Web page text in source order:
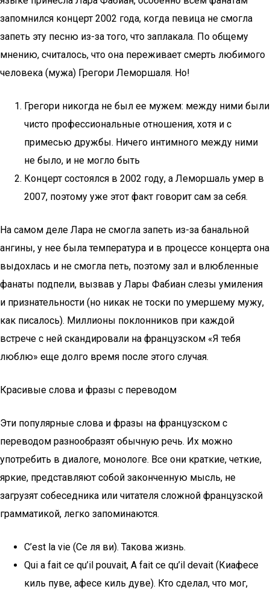
запомнился концерт 2002 года, когда певица не смогла
запеть эту песню из-за того, что заплакала. По общему
мнению, считалось, что она переживает смерть любимого
человека (мужа) Грегори Леморшаля. Но!
Грегори никогда не был ее мужем: между ними были
чисто профессиональные отношения, хотя и с
примесью дружбы. Ничего интимного между ними
не было, и не могло быть
Концерт состоялся в 2002 году, а Леморшаль умер в
2007, поэтому уже этот факт говорит сам за себя.
На самом деле Лара не смогла запеть из-за банальной
ангины, у нее была температура и в процессе концерта она
выдохлась и не смогла петь, поэтому зал и влюбленные
фанаты подпели, вызвав у Лары Фабиан слезы умиления
и признательности (но никак не тоски по умершему мужу,
как писалось). Миллионы поклонников при каждой
встрече с ней скандировали на французском «Я тебя
люблю» еще долго время после этого случая.
Красивые слова и фразы с переводом
Эти популярные слова и фразы на французском с
переводом разнообразят обычную речь. Их можно
употребить в диалоге, монологе. Все они краткие, четкие,
яркие, представляют собой законченную мысль, не
загрузят собеседника или читателя сложной французской
грамматикой, легко запоминаются.
C’est la vie (Се ля ви). Такова жизнь.
Qui a fait ce qu’il pouvait, A fait ce qu’il devait (Киафесе
киль пуве, афесе киль дуве). Кто сделал, что мог,